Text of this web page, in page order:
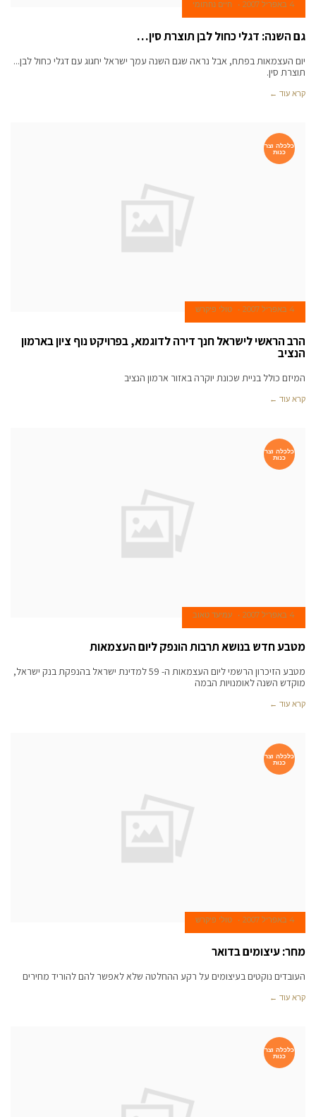
4 באפריל 2007 חיים נחתומי
גם השנה: דגלי כחול לבן תוצרת סין…
יום העצמאות בפתח, אבל נראה שגם השנה עמך ישראל יחגוג עם דגלי כחול לבן...
תוצרת סין.
קרא עוד ←
כלכלה וצר
כנות
4 באפריל 2007 טולי פיקרש
הרב הראשי לישראל חנך דירה לדוגמא, בפרויקט נוף ציון בארמון
הנציב
המיזם כולל בניית שכונת יוקרה באזור ארמון הנציב
קרא עוד ←
כלכלה וצר
כנות
4 באפריל 2007 עמיעד טאוב
מטבע חדש בנושא תרבות הונפק ליום העצמאות
מטבע הזיכרון הרשמי ליום העצמאות ה- 59 למדינת ישראל בהנפקת בנק ישראל,
מוקדש השנה לאומנויות הבמה
קרא עוד ←
כלכלה וצר
כנות
4 באפריל 2007 טולי פיקרש
מחר: עיצומים בדואר
העובדים נוקטים בעיצומים על רקע ההחלטה שלא לאפשר להם להוריד מחירים
קרא עוד ←
כלכלה וצר
כנות